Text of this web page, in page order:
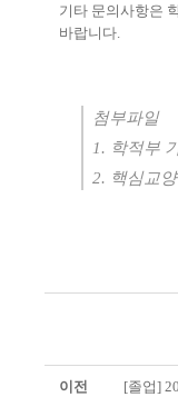
기타 문의사항은
바랍니다
첨부파일
1. 학적부
2. 핵심교
이전 [졸업]